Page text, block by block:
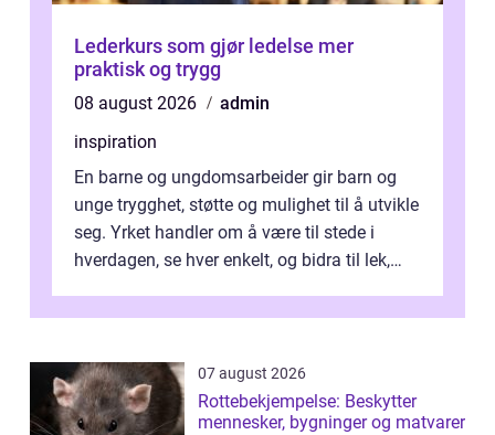
Lederkurs som gjør ledelse mer
praktisk og trygg
08 august 2026
admin
inspiration
En barne og ungdomsarbeider gir barn og
unge trygghet, støtte og mulighet til å utvikle
seg. Yrket handler om å være til stede i
hverdagen, se hver enkelt, og bidra til lek,
07 august 2026
Rottebekjempelse: Beskytter
mennesker, bygninger og matvarer